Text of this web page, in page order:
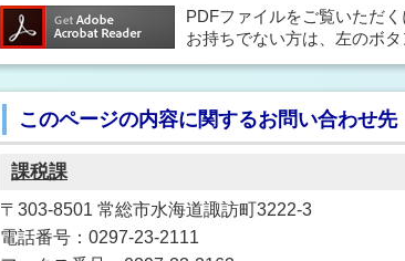
PDFファイルをご覧いただく
お持ちでない方は、左のボ
このページの内容に関するお問い合わせ先
課税課
〒303-8501 常総市水海道諏訪町3222-3
電話番号：0297-23-2111